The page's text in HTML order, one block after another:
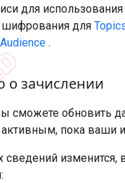
для
шифрования для
.
зачислении
сможете обновить
пока ваши
изменится,